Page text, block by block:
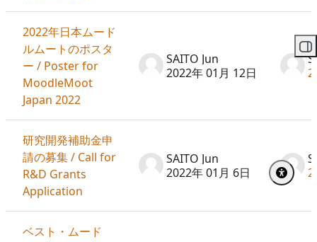
2022年日本ムード
ルムートのポスタ
ー / Poster for
MoodleMoot
Japan 2022
SAITO Jun
2022年 01月 12日
研究開発補助金申
請の募集 / Call for
R&D Grants
Application
SAITO Jun
2022年 01月 6日
ベスト・ムード